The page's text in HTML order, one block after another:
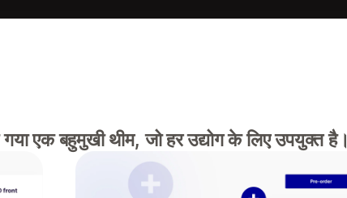
एक बहुमुखी थीम, जो हर उद्योग के लिए उपयुक्त है।